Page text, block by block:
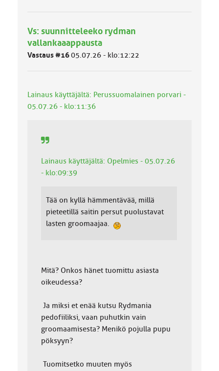
u
o
k
Vs: suunnitteleeko rydman
vallankaaappausta
Vastaus #1605.07.26 - klo:12:22
Lainaus käyttäjältä: Perussuomalainen porvari -
05.07.26 - klo:11:36
Lainaus käyttäjältä: Opelmies - 05.07.26
- klo:09:39
Tää on kyllä hämmentävää, millä
pieteetillä saitin persut puolustavat
lasten groomaajaa.
Mitä? Onkos hänet tuomittu asiasta
oikeudessa?
Ja miksi et enää kutsu Rydmania
pedofiiliksi, vaan puhutkin vain
groomaamisesta? Menikö pojulla pupu
pöksyyn?
Tuomitsetko muuten myös